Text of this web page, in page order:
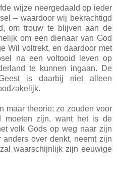
wijze neergedaald op ieder
– waardoor wij bekrachtigd
om trouw te blijven aan de
om een dienaar van God
Wil voltrekt, en daardoor met
na een voltooid leven op
te kunnen ingaan. De
is daarbij niet alleen
maar theorie; ze zouden voor
moeten zijn, want het is de
volk Gods op weg naar zijn
over denkt, neemt zijn
waarschijnlijk zijn eeuwige